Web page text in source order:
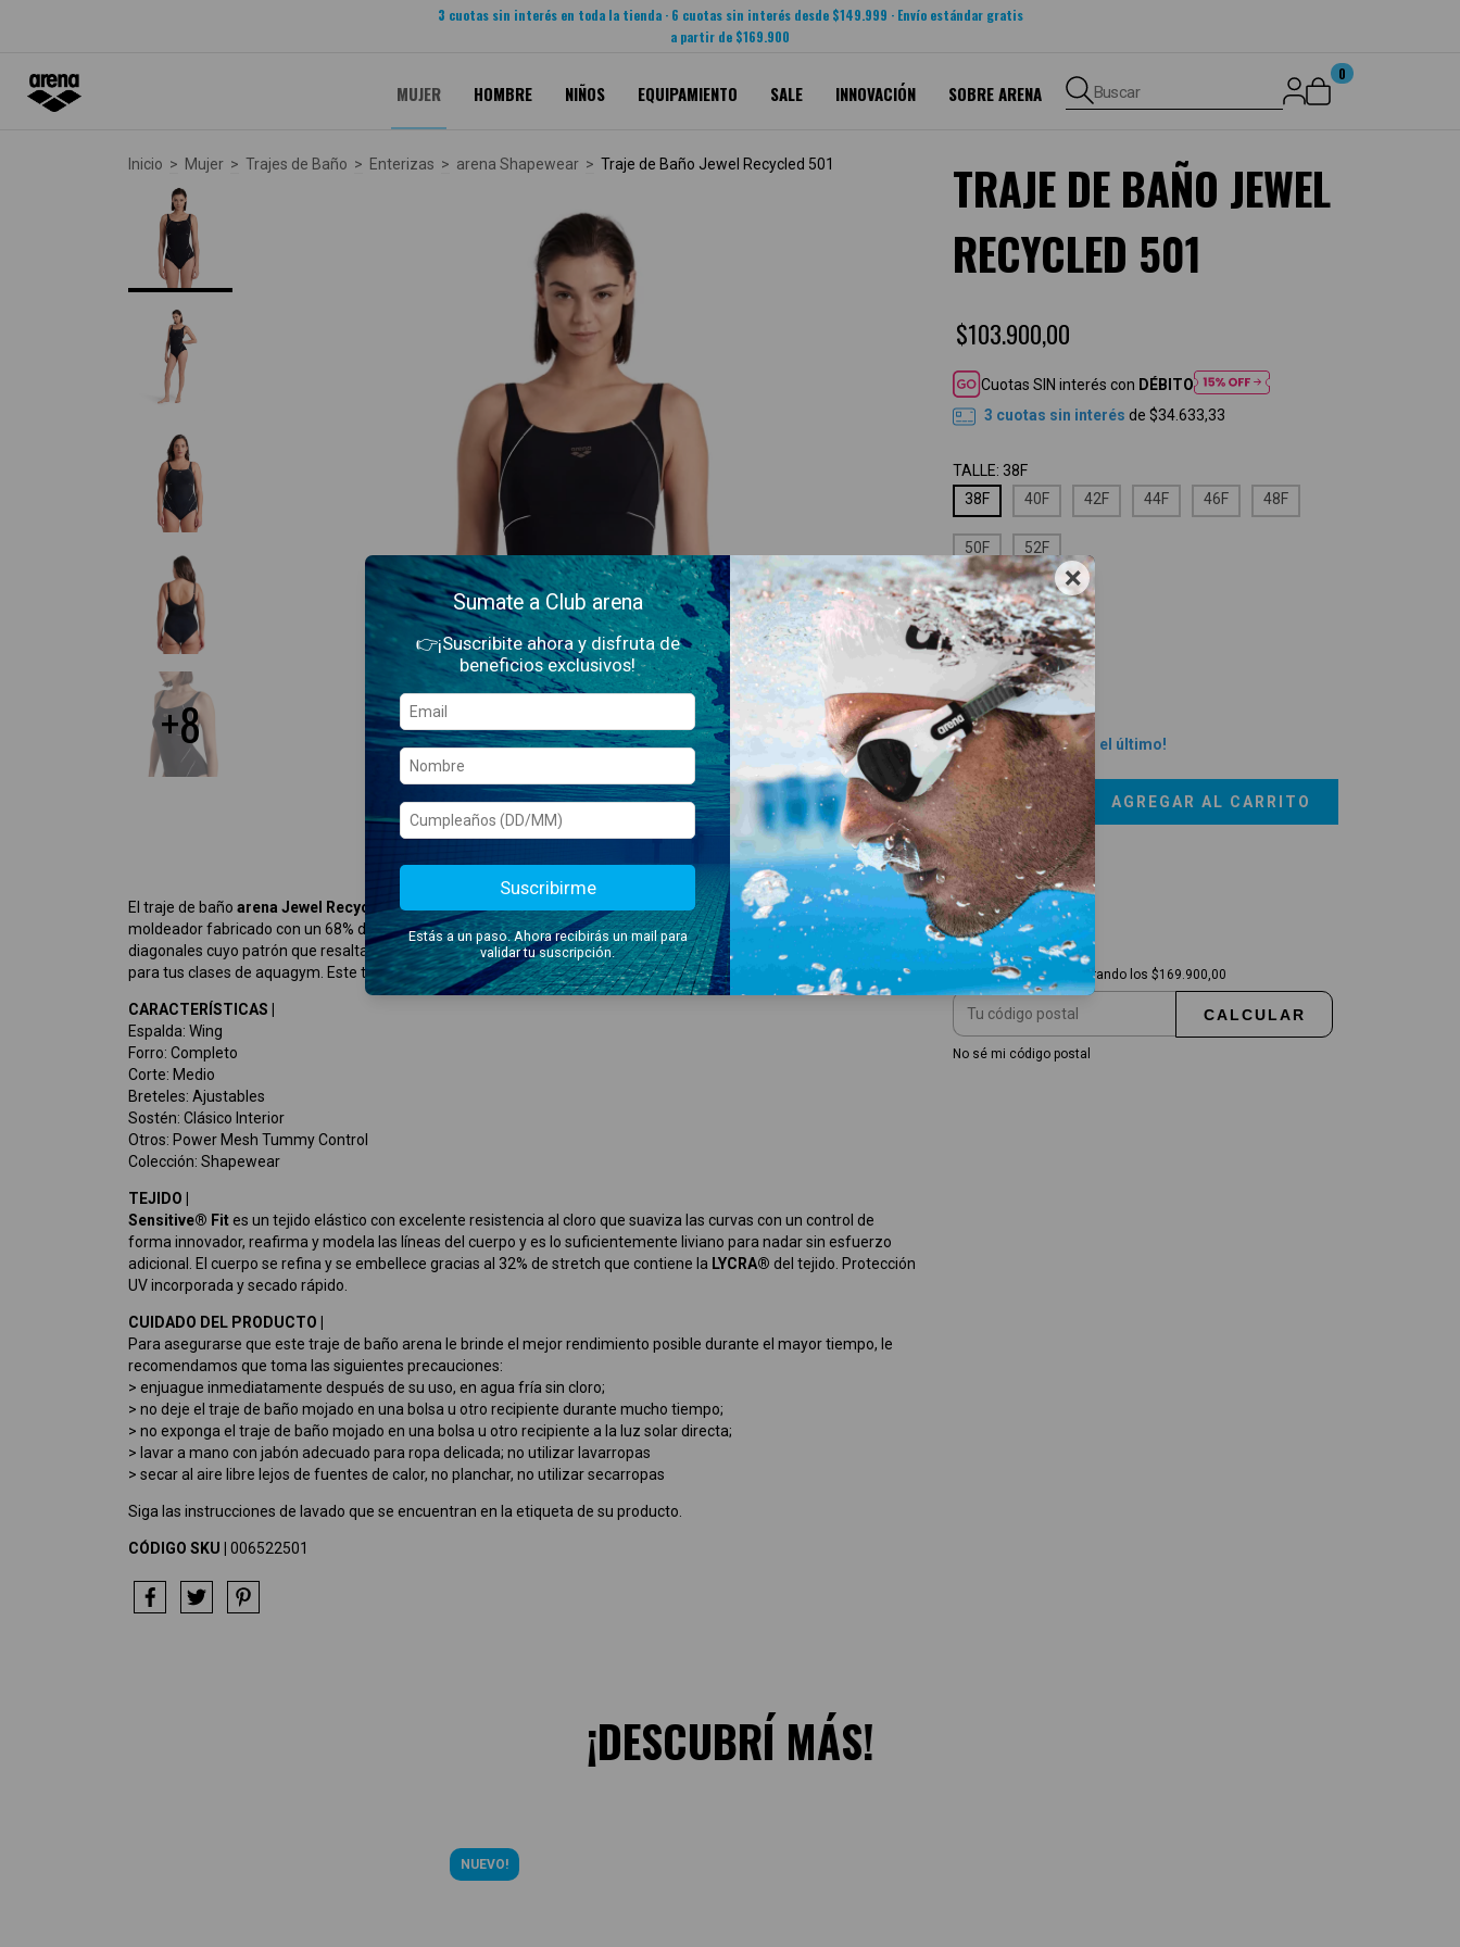
3 cuotas sin interés en toda la tienda · 6 cuotas sin interés desde $149.999 · Envío estándar gratis
a partir de $169.900
MUJER HOMBRE NIÑOS EQUIPAMIENTO SALE INNOVACIÓN SOBRE ARENA Buscar
0
Inicio > Mujer > Trajes de Baño > Enterizas > arena Shapewear > Traje de Baño Jewel Recycled 501
+8
El traje de baño arena Jewel Recycledpara mujer, es uno de nuestros clásicos, pero ahora desarrollado en un tejido
moldeador fabricado con un 68% de nylon reciclado. Su elegante diseño está adornado con delicadas líneas
diagonales cuyo patrón que resalta y favorece la figura. Perfecto tanto para tus entrenamientos semanales como
para tus clases de aquagym. Este traje combina estilo, confort y sustentabilidad en un solo diseño.
CARACTERÍSTICAS |
Espalda: Wing
Forro: Completo
Corte: Medio
Breteles: Ajustables
Sostén: Clásico Interior
Otros: Power Mesh Tummy Control
Colección: Shapewear
TEJIDO |
Sensitive® Fites un tejido elástico con excelente resistencia al cloro que suaviza las curvas con un control de
forma innovador, reafirma y modela las líneas del cuerpo y es lo suficientemente liviano para nadar sin esfuerzo
adicional. El cuerpo se refina y se embellece gracias al 32% de stretch que contiene la LYCRA® del tejido. Protección
UV incorporada y secado rápido.
CUIDADO DEL PRODUCTO |
Para asegurarse que este traje de baño arena le brinde el mejor rendimiento posible durante el mayor tiempo, le
recomendamos que toma las siguientes precauciones:
> enjuague inmediatamente después de su uso, en agua fría sin cloro;
> no deje el traje de baño mojado en una bolsa u otro recipiente durante mucho tiempo;
> no exponga el traje de baño mojado en una bolsa u otro recipiente a la luz solar directa;
> lavar a mano con jabón adecuado para ropa delicada; no utilizar lavarropas
> secar al aire libre lejos de fuentes de calor, no planchar, no utilizar secarropas
Siga las instrucciones de lavado que se encuentran en la etiqueta de su producto.
CÓDIGO SKU | 006522501
TRAJE DE BAÑO JEWEL
RECYCLED 501
$103.900,00
Cuotas SIN interés con DÉBITO
3 cuotas sin interés de $34.633,33
TALLE: 38F
38F
40F 42F 44F 46F 48F
50F 52F
TEJIDO:SENSITIVE
Sensitive
Guía de talles
¡No te lo pierdas, es el último!
Envío gratis
Entregas para el CP:
Envío gratis superando los $169.900,00
CALCULAR
No sé mi código postal
¡DESCUBRÍ MÁS!
NUEVO!
×
Sumate a Club arena
👉¡Suscribite ahora y disfruta de
beneficios exclusivos!
Suscribirme
Estás a un paso. Ahora recibirás un mail para
validar tu suscripción.